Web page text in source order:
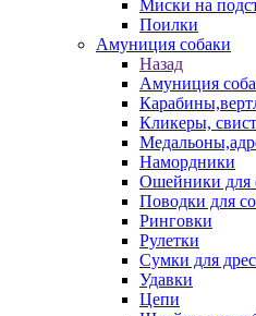
Миски на
Поилки
Амуниция собаки
Назад
Амуниция
Кликеры,
Намордники
Ошейники для
Поводки для
Ринговки
Рулетки
Сумки для
Удавки
Цепи